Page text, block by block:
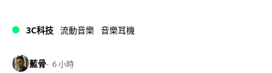
3C科技 流動音樂 音樂耳機
藍骨 6 小時